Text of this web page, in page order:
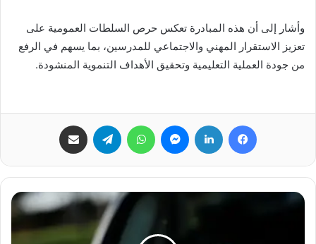
وأشار إلى أن هذه المبادرة تعكس حرص السلطات العمومية على
تعزيز الاستقرار المهني والاجتماعي للمدرسين، بما يسهم في الرفع
من جودة العملية التعليمية وتحقيق الأهداف التنموية المنشودة.
فيسبوك لينكدإن ماسنجر واتساب تيلقرام